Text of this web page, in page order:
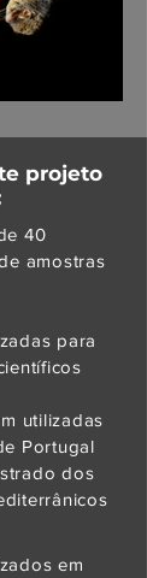
projeto
40
amostras
para
utilizadas
Portugal
dos
em